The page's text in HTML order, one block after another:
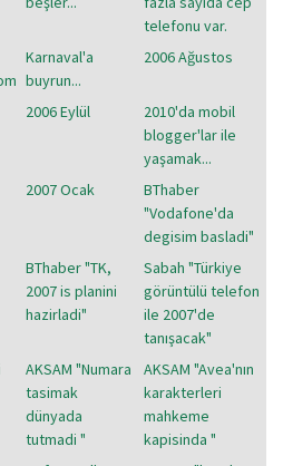
telefonu var.
Karnaval'a
buyrun...
2006 Ağustos
2006 Eylül
2010'da mobil
blogger'lar ile
yaşamak...
2007 Ocak
BThaber
"Vodafone'da
degisim basladi"
BThaber "TK,
2007 is planini
hazirladi"
Sabah "Türkiye
görüntülü telefon
ile 2007'de
tanışacak"
AKSAM "Numara
tasimak
dünyada
tutmadi "
AKSAM "Avea'nın
karakterleri
mahkeme
kapisinda "